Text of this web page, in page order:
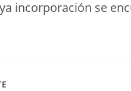
incorporación se